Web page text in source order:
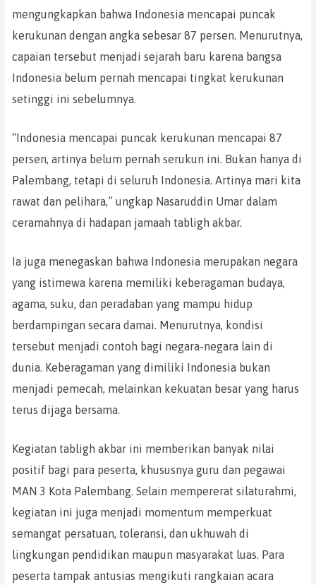
mengungkapkan bahwa Indonesia mencapai puncak
kerukunan dengan angka sebesar 87 persen. Menurutnya,
capaian tersebut menjadi sejarah baru karena bangsa
Indonesia belum pernah mencapai tingkat kerukunan
setinggi ini sebelumnya.
“Indonesia mencapai puncak kerukunan mencapai 87
persen, artinya belum pernah serukun ini. Bukan hanya di
Palembang, tetapi di seluruh Indonesia. Artinya mari kita
rawat dan pelihara,” ungkap Nasaruddin Umar dalam
ceramahnya di hadapan jamaah tabligh akbar.
Ia juga menegaskan bahwa Indonesia merupakan negara
yang istimewa karena memiliki keberagaman budaya,
agama, suku, dan peradaban yang mampu hidup
berdampingan secara damai. Menurutnya, kondisi
tersebut menjadi contoh bagi negara-negara lain di
dunia. Keberagaman yang dimiliki Indonesia bukan
menjadi pemecah, melainkan kekuatan besar yang harus
terus dijaga bersama.
Kegiatan tabligh akbar ini memberikan banyak nilai
positif bagi para peserta, khususnya guru dan pegawai
MAN 3 Kota Palembang. Selain mempererat silaturahmi,
kegiatan ini juga menjadi momentum memperkuat
semangat persatuan, toleransi, dan ukhuwah di
lingkungan pendidikan maupun masyarakat luas. Para
peserta tampak antusias mengikuti rangkaian acara